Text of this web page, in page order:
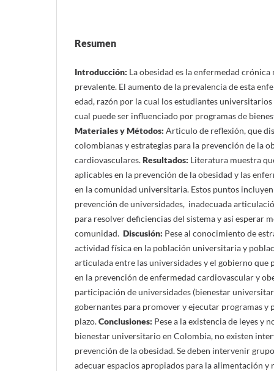
Resumen
Introducción: La obesidad es la enfermedad
prevalente. El aumento de la prevalencia de esta
edad, razón por la cual los estudiantes
cual puede ser influenciado por programas de
Materiales y Métodos: Articulo de reflexión, que
colombianas y estrategias para la prevención de la
cardiovasculares.Resultados: Literatura muestra
aplicables en la prevención de la obesidad y las
en la comunidad universitaria. Estos puntos
prevención de universidades, inadecuada
para resolver deficiencias del sistema y así esperar
comunidad. Discusión: Pese al conocimiento de
actividad física en la población universitaria y
articulada entre las universidades y el gobierno que
en la prevención de enfermedad cardiovascular y
participación de universidades (bienestar
gobernantes para promover y ejecutar programas y
plazo.Conclusiones: Pese a la existencia de leyes y
bienestar universitario en Colombia, no existen
prevención de la obesidad. Se deben intervenir
adecuar espacios apropiados para la alimentación y